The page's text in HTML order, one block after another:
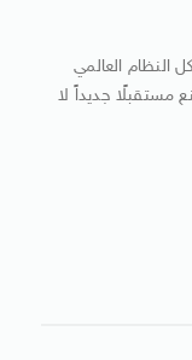
العالمي
مستقبلًا جديداً لا